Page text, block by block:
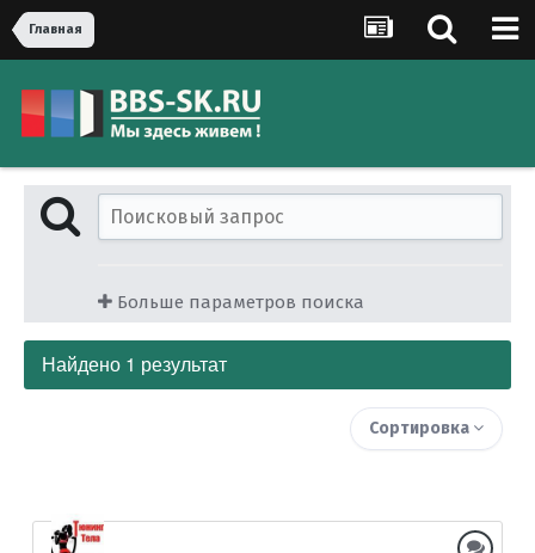
Главная
Больше параметров поиска
Найдено 1 результат
Сортировка